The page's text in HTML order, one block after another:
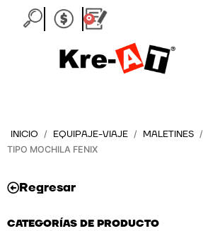
0
Carrito
INICIO / EQUIPAJE-VIAJE / MALETINES /
TIPO MOCHILA FENIX
Regresar
CATEGORÍAS DE PRODUCTO